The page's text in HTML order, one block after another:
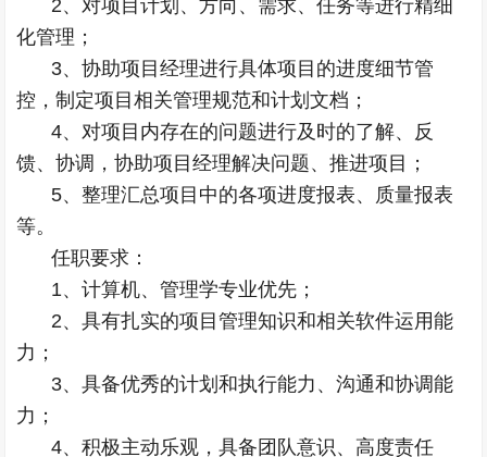
2、对项目计划、方向、需求、任务等进行精细
化管理；
3、协助项目经理进行具体项目的进度细节管
控，制定项目相关管理规范和计划文档；
4、对项目内存在的问题进行及时的了解、反
馈、协调，协助项目经理解决问题、推进项目；
5、整理汇总项目中的各项进度报表、质量报表
等。
任职要求：
1、计算机、管理学专业优先；
2、具有扎实的项目管理知识和相关软件运用能
力；
3、具备优秀的计划和执行能力、沟通和协调能
力；
4、积极主动乐观，具备团队意识、高度责任